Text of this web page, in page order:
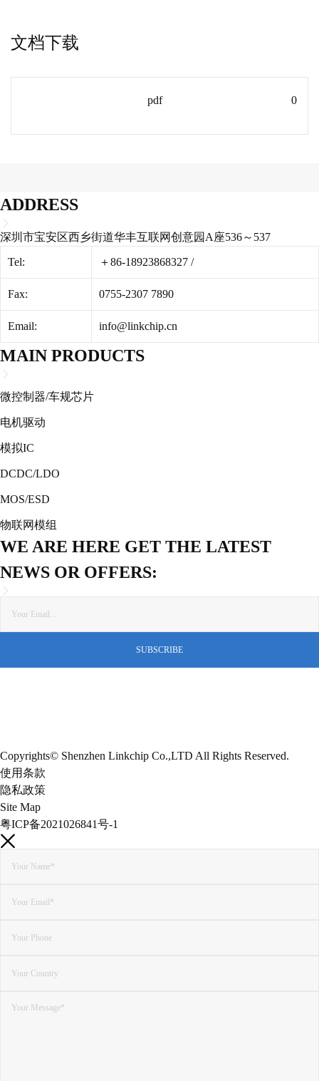
文档下载
pdf 0
ADDRESS
深圳市宝安区西乡街道华丰互联网创意园A座536～537
Tel: ＋86-18923868327 /
Fax: 0755-2307 7890
Email: info@linkchip.cn
MAIN PRODUCTS
微控制器/车规芯片
电机驱动
模拟IC
DCDC/LDO
MOS/ESD
物联网模组
WE ARE HERE GET THE LATEST
NEWS OR OFFERS:
Copyrights© Shenzhen Linkchip Co.,LTD All Rights Reserved.
使用条款
隐私政策
Site Map
粤ICP备2021026841号-1